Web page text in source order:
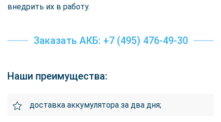
внедрить их в работу.
Заказать АКБ: +7 (495) 476-49-30
Наши преимущества:
доставка аккумулятора за два дня;